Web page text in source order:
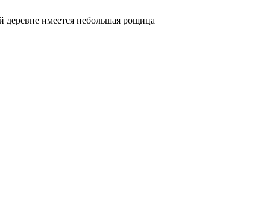
имеется небольшая рощица